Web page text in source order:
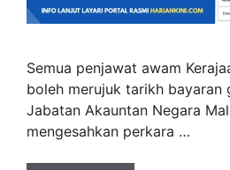
Semua penjawat awam
boleh merujuk tarikh bayaran
Jabatan Akauntan Negara
mengesahkan perkara …